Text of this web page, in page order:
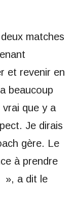
matches
et revenir en
beaucoup
vrai que y a
Je dirais
gère. Le
à prendre
», a dit le